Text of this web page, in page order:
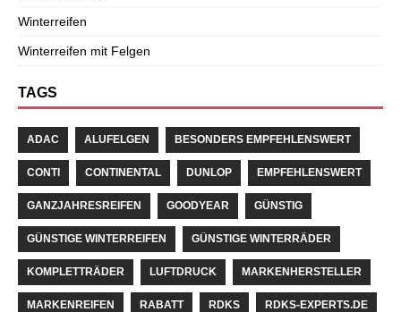
Winterreifen
Winterreifen mit Felgen
TAGS
ADAC ALUFELGEN BESONDERS EMPFEHLENSWERT
CONTI CONTINENTAL DUNLOP EMPFEHLENSWERT
GANZJAHRESREIFEN GOODYEAR GÜNSTIG
GÜNSTIGE WINTERREIFEN GÜNSTIGE WINTERRÄDER
KOMPLETTRÄDER LUFTDRUCK MARKENHERSTELLER
MARKENREIFEN RABATT RDKS RDKS-EXPERTS.DE